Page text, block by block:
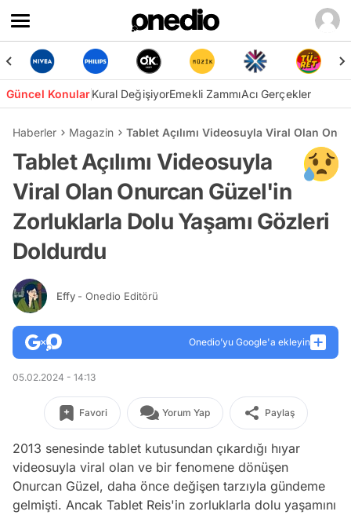
Güncel KonularKural DeğişiyorEmekli ZammıAcı Gerçekler
Haberler Magazin Tablet Açılımı Videosuyla Viral Olan
Tablet Açılımı Videosuyla
Viral Olan Onurcan Güzel'in
Zorluklarla Dolu Yaşamı Gözleri
Doldurdu
Effy - Onedio Editörü
Onedio’yu Google'a ekleyin
05.02.2024 - 14:13
Favori Yorum Yap Paylaş
2013 senesinde tablet kutusundan çıkardığı hıyar
videosuyla viral olan ve bir fenomene dönüşen
Onurcan Güzel, daha önce değişen tarzıyla gündeme
gelmişti. Ancak Tablet Reis'in zorluklarla dolu yaşamını